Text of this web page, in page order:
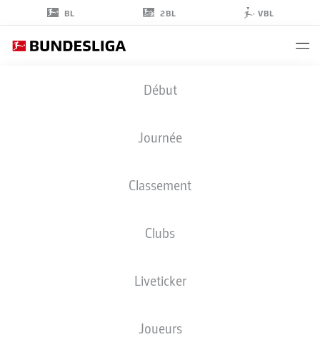
BL 2BL VBL
Début
Journée
Classement
Clubs
Liveticker
Joueurs